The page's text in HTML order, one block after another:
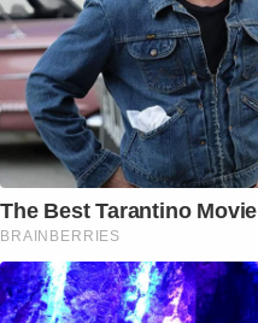
The Best Tarantino
BRAINBERRIES